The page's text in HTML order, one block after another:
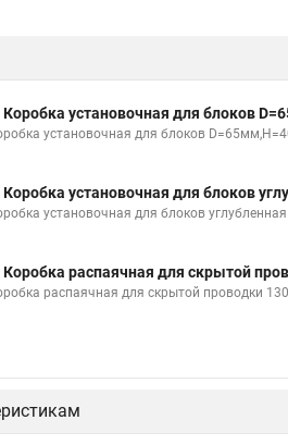
Коробка установочная для блоков
установочная для блоков
установочная для блоков
установочная для блоков
распаячная для скрытой
распаячная для скрытой проводки